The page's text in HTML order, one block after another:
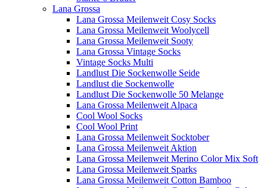
Lana Grossa
Lana Grossa Meilenweit Cosy Socks
Lana Grossa Meilenweit Woolycell
Lana Grossa Meilenweit Sooty
Lana Grossa Vintage Socks
Vintage Socks Multi
Landlust Die Sockenwolle Seide
Landlust die Sockenwolle
Landlust Die Sockenwolle 50 Melange
Lana Grossa Meilenweit Alpaca
Cool Wool Socks
Cool Wool Print
Lana Grossa Meilenweit Socktober
Lana Grossa Meilenweit Aktion
Lana Grossa Meilenweit Merino Color Mix Soft
Lana Grossa Meilenweit Sparks
Lana Grossa Meilenweit Cotton Bamboo